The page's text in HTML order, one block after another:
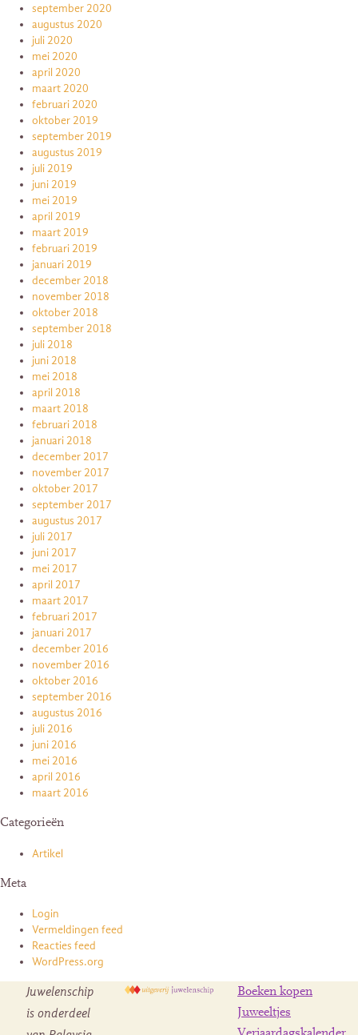
september 2020
augustus 2020
juli 2020
mei 2020
april 2020
maart 2020
februari 2020
oktober 2019
september 2019
augustus 2019
juli 2019
juni 2019
mei 2019
april 2019
maart 2019
februari 2019
januari 2019
december 2018
november 2018
oktober 2018
september 2018
juli 2018
juni 2018
mei 2018
april 2018
maart 2018
februari 2018
januari 2018
december 2017
november 2017
oktober 2017
september 2017
augustus 2017
juli 2017
juni 2017
mei 2017
april 2017
maart 2017
februari 2017
januari 2017
december 2016
november 2016
oktober 2016
september 2016
augustus 2016
juli 2016
juni 2016
mei 2016
april 2016
maart 2016
Categorieën
Artikel
Meta
Login
Vermeldingen feed
Reacties feed
WordPress.org
Juwelenschip
is onderdeel
Boeken kopen
Juweeltjes